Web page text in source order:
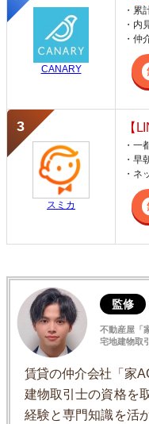
CANARY
・累
・内
・仲
スミカ
【
・一
・早
・ネ
監修
不動産屋「
宅地建物取
賃貸の仲介会社「家
建物取引士の資格を
経験と専門知識を活